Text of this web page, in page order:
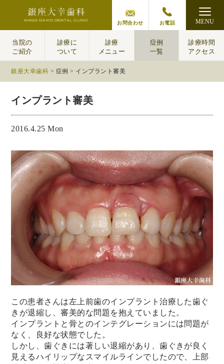
お問合わせ お電話 MENU
当院の
ご紹介
診療に
ついて
診療
メニュー
症例
一覧
診療時間
アクセス
銀座大幸歯科 > 症例 > インプラント審美
インプラント審美
2016.4.25 Mon
この患者さんは左上前歯のインプラント治療した歯ぐ
きが退縮し、審美的な問題を抱えていました。
インプラントと骨とのインテグレーションには問題が
なく、
良好な状態でした。
しかし、歯ぐきには著しい退縮があり、歯ぐきが良く
見えるハイリップなスマイルラインでしたので、
上部